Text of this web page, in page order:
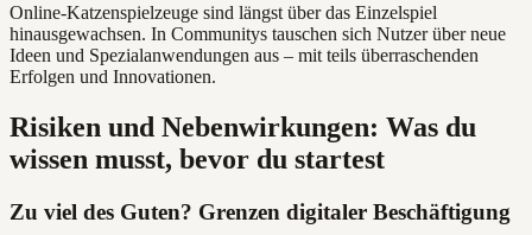
Online-Katzenspielzeuge sind längst über das Einzelspiel
hinausgewachsen. In Communitys tauschen sich Nutzer über neue
Ideen und Spezialanwendungen aus – mit teils überraschenden
Erfolgen und Innovationen.
Risiken und Nebenwirkungen: Was du
wissen musst, bevor du startest
Zu viel des Guten? Grenzen digitaler Beschäftigung